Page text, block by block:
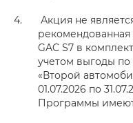
Акция не
GAC S7 в
учетом выгоды
«Второй
01.07.2026 по
Программы